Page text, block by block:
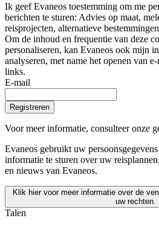
Ik geef Evaneos toestemming om me
berichten te sturen: Advies op maat,
reisprojecten, alternatieve
Om de inhoud en frequentie van deze
personaliseren, kan Evaneos ook mijn
analyseren, met name het openen van
links.
E-mail
Registreren
Voor meer informatie, consulteer onze
Evaneos gebruikt uw
informatie te sturen over uw
en nieuws van Evaneos.
Klik hier voor meer informatie over de
uw rechten.
Talen